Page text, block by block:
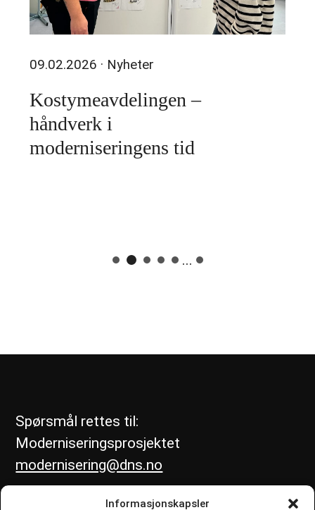
Informasjonskapsler
09.02.2026 · Nyheter
Kostymeavdelingen –
håndverk i
moderniseringens tid
...
Spørsmål rettes til:
Moderniseringsprosjektet
modernisering@dns.no